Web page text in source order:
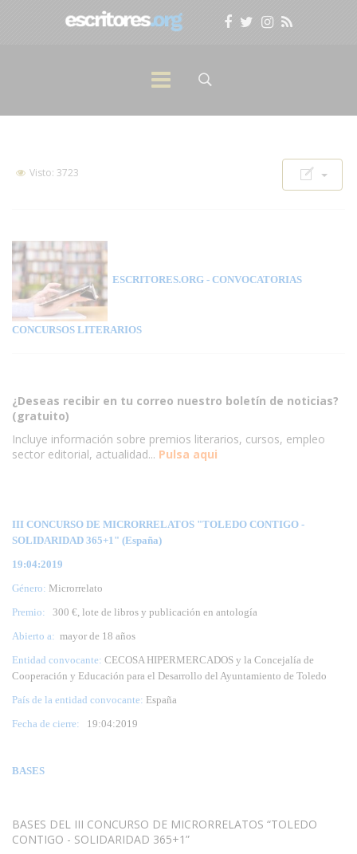
Visto: 3723
ESCRITORES.ORG - CONVOCATORIAS
CONCURSOS LITERARIOS
¿Deseas recibir en tu correo nuestro boletín de noticias?
(gratuito)
Incluye información sobre premios literarios, cursos, empleo
sector editorial, actualidad... Pulsa aqui
III CONCURSO DE MICRORRELATOS "TOLEDO CONTIGO -
SOLIDARIDAD 365+1" (España)
19:04:2019
Género: Microrrelato
Premio:
300 €, lote de libros y publicación en antología
Abierto a: mayor de 18 años
Entidad convocante: CECOSA HIPERMERCADOS y la Concejalía de
Cooperación y Educación para el Desarrollo del Ayuntamiento de Toledo
País de la entidad convocante: España
Fecha de cierre: 19:04:2019
BASES
BASES DEL III CONCURSO DE MICRORRELATOS “TOLEDO
CONTIGO - SOLIDARIDAD 365+1”